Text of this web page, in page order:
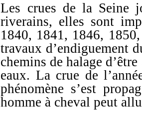
Les crues de la Seine
riverains, elles sont
1840, 1841, 1846,
travaux d’endiguement
chemins de halage
eaux. La crue de
phénomène s’est
homme à cheval peut